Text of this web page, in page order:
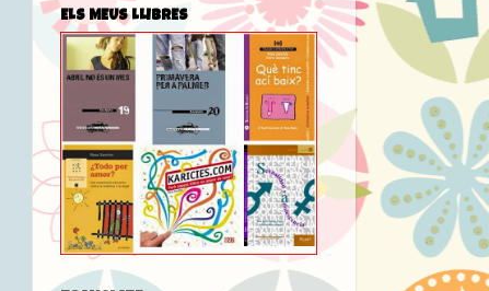
ELS MEUS LLIBRES